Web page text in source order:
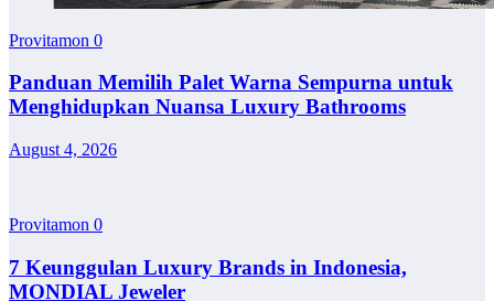
Provitamon 0
Panduan Memilih Palet Warna Sempurna untuk
Menghidupkan Nuansa Luxury Bathrooms
August 4, 2026
Provitamon 0
7 Keunggulan Luxury Brands in Indonesia,
MONDIAL Jeweler